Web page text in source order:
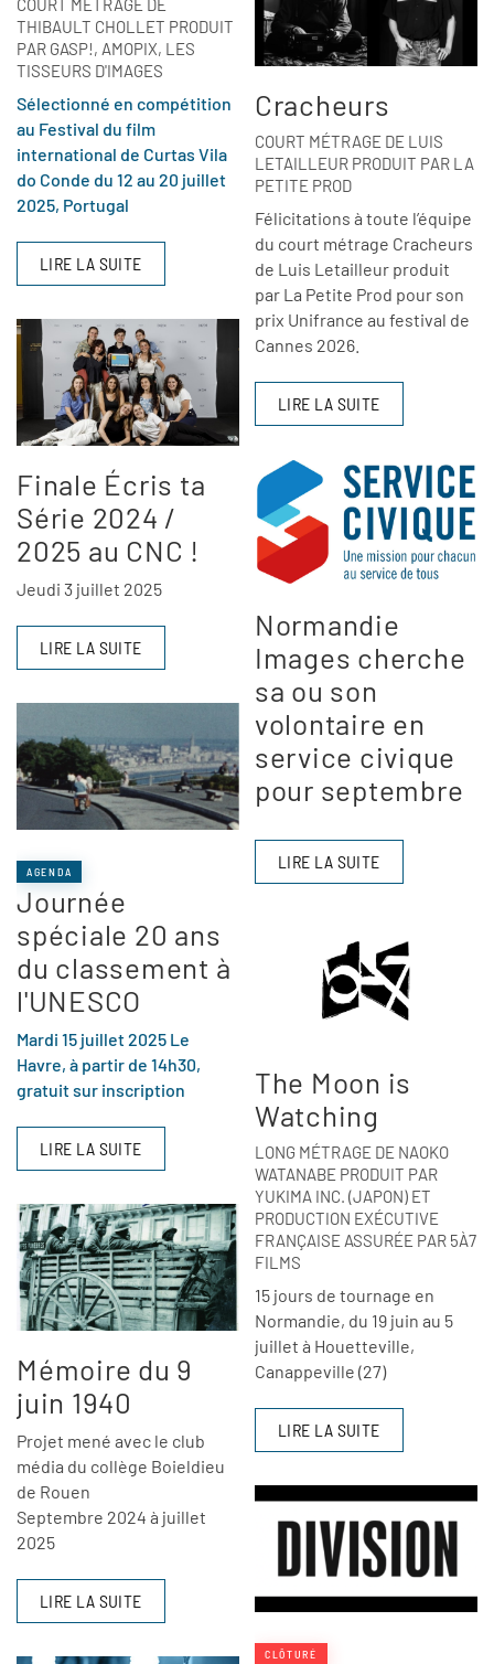
COURT MÉTRAGE DE
THIBAULT CHOLLET PRODUIT
PAR GASP!, AMOPIX, LES
TISSEURS D'IMAGES
Sélectionné en compétition
au Festival du film
international de Curtas Vila
do Conde du 12 au 20 juillet
2025, Portugal
LIRE LA SUITE
Finale Écris ta
Série 2024 /
2025 au CNC !
Jeudi 3 juillet 2025
LIRE LA SUITE
AGENDA
Journée
spéciale 20 ans
du classement à
l'UNESCO
Mardi 15 juillet 2025 Le
Havre, à partir de 14h30,
gratuit sur inscription
LIRE LA SUITE
Mémoire du 9
juin 1940
Projet mené avec le club
média du collège Boieldieu
de Rouen
Septembre 2024 à juillet
2025
LIRE LA SUITE
Cracheurs
COURT MÉTRAGE DE LUIS
LETAILLEUR PRODUIT PAR LA
PETITE PROD
Félicitations à toute l’équipe
du court métrage Cracheurs
de Luis Letailleur produit
par La Petite Prod pour son
prix Unifrance au festival de
Cannes 2026.
LIRE LA SUITE
Normandie
Images cherche
sa ou son
volontaire en
service civique
pour septembre
LIRE LA SUITE
The Moon is
Watching
LONG MÉTRAGE DE NAOKO
WATANABE PRODUIT PAR
YUKIMA INC. (JAPON) ET
PRODUCTION EXÉCUTIVE
FRANÇAISE ASSURÉE PAR 5À7
FILMS
15 jours de tournage en
Normandie, du 19 juin au 5
juillet à Houetteville,
Canappeville (27)
LIRE LA SUITE
CLÔTURÉ